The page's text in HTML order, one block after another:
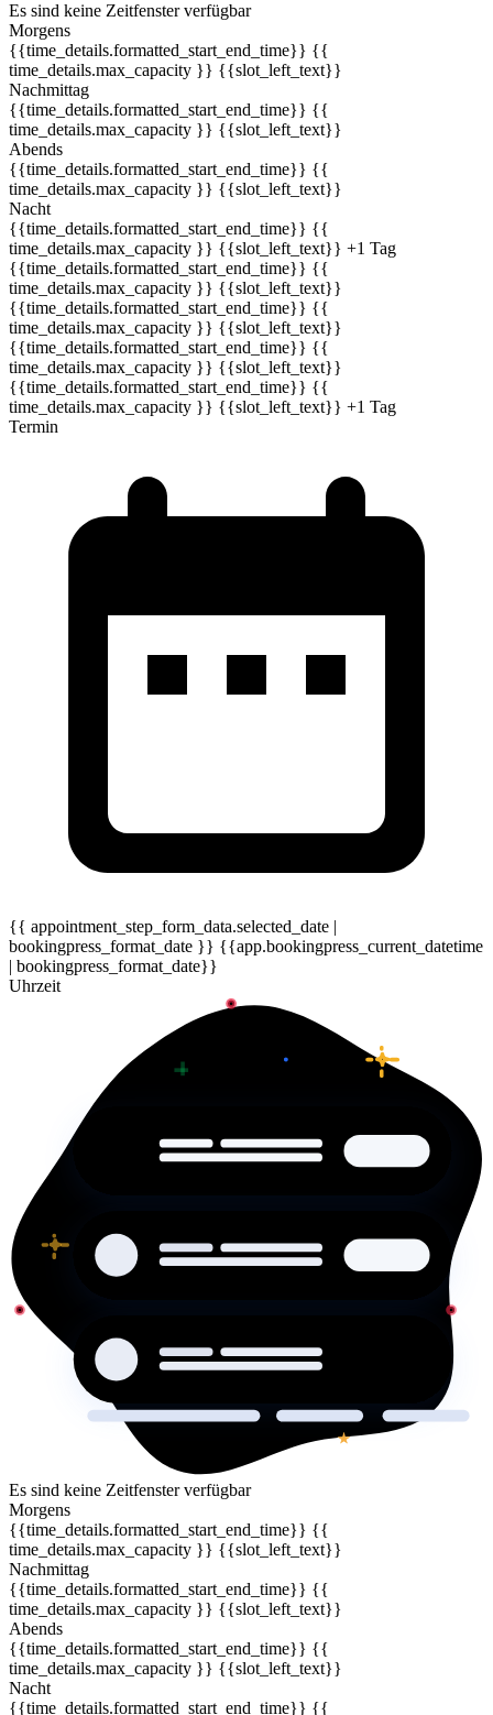
Es sind keine Zeitfenster verfügbar
Morgens
{{time_details.formatted_start_end_time}} {{
time_details.max_capacity }} {{slot_left_text}}
Nachmittag
{{time_details.formatted_start_end_time}} {{
time_details.max_capacity }} {{slot_left_text}}
Abends
{{time_details.formatted_start_end_time}} {{
time_details.max_capacity }} {{slot_left_text}}
Nacht
{{time_details.formatted_start_end_time}} {{
time_details.max_capacity }} {{slot_left_text}} +1 Tag
{{time_details.formatted_start_end_time}} {{
time_details.max_capacity }} {{slot_left_text}}
{{time_details.formatted_start_end_time}} {{
time_details.max_capacity }} {{slot_left_text}}
{{time_details.formatted_start_end_time}} {{
time_details.max_capacity }} {{slot_left_text}}
{{time_details.formatted_start_end_time}} {{
time_details.max_capacity }} {{slot_left_text}} +1 Tag
Termin
{{ appointment_step_form_data.selected_date |
bookingpress_format_date }} {{app.bookingpress_current_datetime
| bookingpress_format_date}}
Uhrzeit
Es sind keine Zeitfenster verfügbar
Morgens
{{time_details.formatted_start_end_time}} {{
time_details.max_capacity }} {{slot_left_text}}
Nachmittag
{{time_details.formatted_start_end_time}} {{
time_details.max_capacity }} {{slot_left_text}}
Abends
{{time_details.formatted_start_end_time}} {{
time_details.max_capacity }} {{slot_left_text}}
Nacht
{{time_details.formatted_start_end_time}} {{